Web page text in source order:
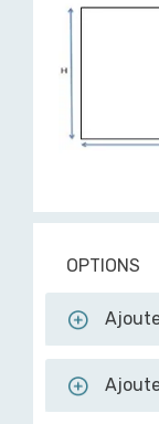
OPTIONS